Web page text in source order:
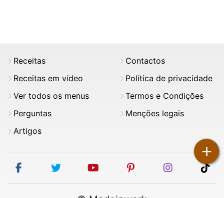
+
Receitas
Receitas em vídeo
Ver todos os menus
Perguntas
Artigos
Contactos
Política de privacidade
Termos e Condições
Menções legais
facebooktwitter youtubepinterestinstagram